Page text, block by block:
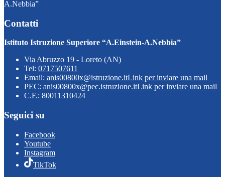
A.Nebbia”
Contatti
Istituto Istruzione Superiore “A.Einstein-A.Nebbia”
Via Abruzzo 19 - Loreto (AN)
Tel: 0717507611
Email: anis00800x@istruzione.itLink per inviare una mail
PEC: anis00800x@pec.istruzione.itLink per inviare una mail
C.F.: 80011310424
Seguici su
Facebook
Youtube
Instagram
TikTok